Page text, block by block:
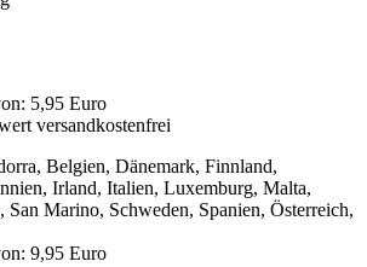
5,95 Euro
versandkostenfrei
Belgien, Dänemark, Finnland,
Irland, Italien, Luxemburg, Malta,
San Marino, Schweden, Spanien, Österreich,
9,95 Euro